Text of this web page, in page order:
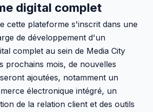
digital complet
cette plateforme s'inscrit dans une
de développement d'un
complet au sein de Media City
prochains mois, de nouvelles
ajoutées, notamment un
électronique intégré, un
de la relation client et des outils